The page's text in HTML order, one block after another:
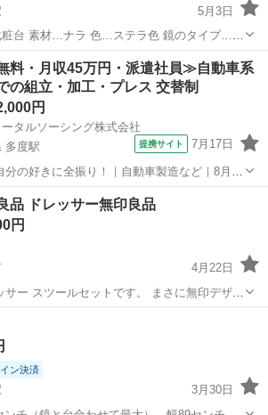
5月3日
イプ…三
幅94cm 椅子 高さ44cm 特徴 扉裏収納可 ...
沼駅 ドレッサー アンティーク
料・月収45万円・派遣社員≫自動車系
の組立・加工・プレス 交替制
円
ータルソーシング株式会社
多度駅
提携サイト 7月17日
の好きに全振り！｜自動車製造など｜8月入
社から半年後には時給2,050円！さらに長く働
多度駅 その他
品 ドレッサー無印良品
円
4月22日
ールセットです。 まさに無印デザイ
クトとして完成しています。 鏡下には化
スを備えており、 使い勝手の良いプロダクト
...
ッサー
ン決済
3月30日